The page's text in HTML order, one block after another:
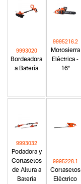
Bordeadora
a Batería
9993020
Motosierra
Eléctrica -
16"
9995216.2
Podadora y
Cortasetos
de Altura a
Batería
9993032
Cortasetos
Eléctrico
9995228.1